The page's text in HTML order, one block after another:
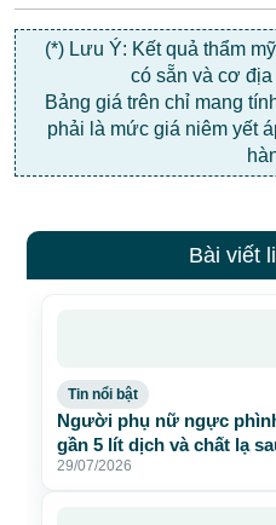
(*) Lưu Ý: Kết quả thẩm
có sẵn và cơ
Bảng giá trên chỉ mang
phải là mức giá niêm yết
Bài viết
Tin nổi bật
Người phụ nữ ngực
gần 5 lít dịch và chất lạ
tạo
29/07/2026